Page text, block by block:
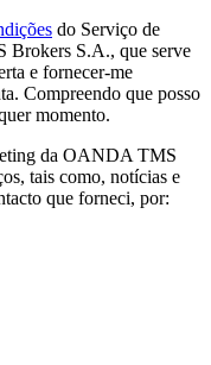
do Serviço de
Brokers S.A., que serve
e fornecer-me
Compreendo que posso
momento.
da OANDA TMS
tais como, notícias e
que forneci, por: